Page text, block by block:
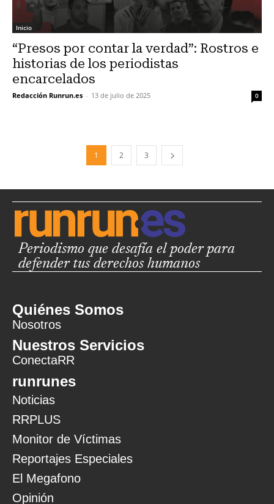
Inicio
“Presos por contar la verdad”: Rostros e
historias de los periodistas
encarcelados
Redacción Runrun.es - 13 de julio de 2025 0
1 2 3
Periodismo que desafía el poder para
defender tus derechos humanos
Quiénes Somos
Nosotros
Nuestros Servicios
ConectaRR
runrunes
Noticias
RRPLUS
Monitor de Víctimas
Reportajes Especiales
El Megafono
Opinión